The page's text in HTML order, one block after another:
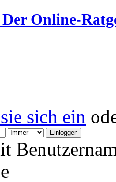
Online-
sich ein